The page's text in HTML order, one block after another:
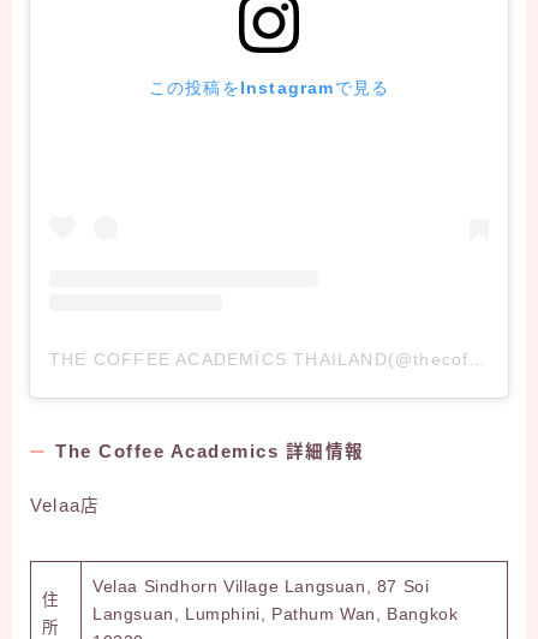
この投稿をInstagramで見る
The Coffee Academics 詳細情報
Velaa店
住
所
Velaa Sindhorn Village Langsuan, 87 Soi
Langsuan, Lumphini, Pathum Wan, Bangkok